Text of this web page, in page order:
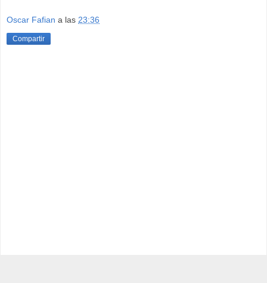
Oscar Fafian a las 23:36
Compartir